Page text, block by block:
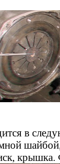
в
крышка.